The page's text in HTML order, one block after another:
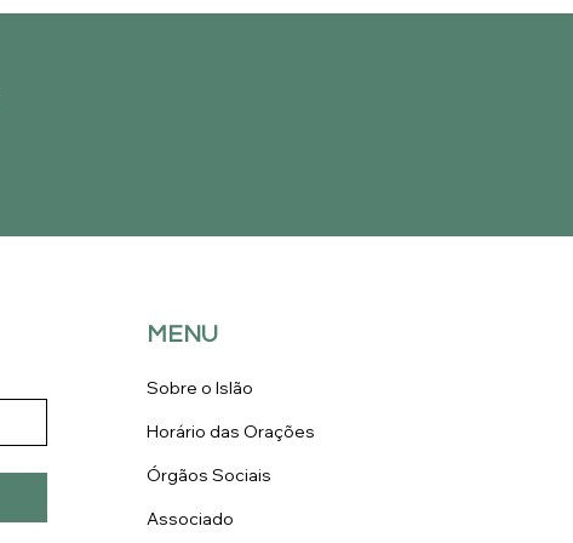
MENU
Sobre o Islão
Horário das Orações
Órgãos Sociais
Associado